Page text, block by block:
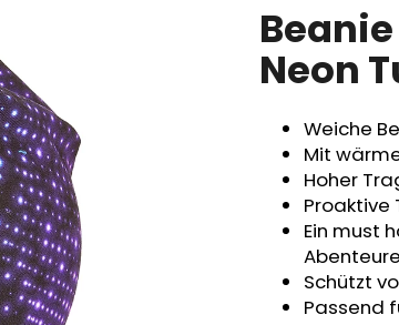
Neon
Weiche
Mit
Hoher
Proaktive
Ein must
Schützt
Passend
SUCHEN
Wir empfehlen
- DENIM LÖWE